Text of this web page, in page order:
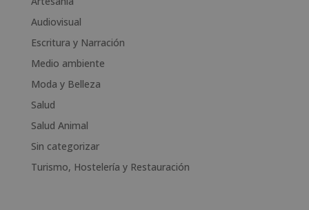
i
v
e
Audiovisual
Escritura y Narración
Medio ambiente
Moda y Belleza
Salud
Salud Animal
Sin categorizar
Turismo, Hostelería y Restauración